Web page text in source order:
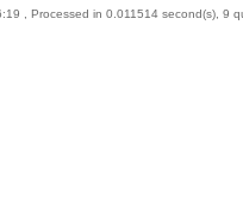
, Processed in 0.011514 second(s), 9